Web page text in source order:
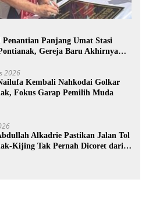
Panjang Umat Stasi
Gereja Baru Akhirnya
2026
Kembali Nahkodai Golkar
Fokus Garap Pemilih Muda
Alkadrie Pastikan Jalan Tol
Kijing Tak Pernah Dicoret dari